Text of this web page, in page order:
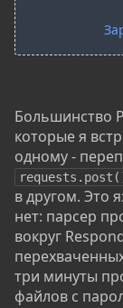
Большинство
которые я
одному -
в другом. Это
нет: парсер
вокруг
три минуты
файлов с